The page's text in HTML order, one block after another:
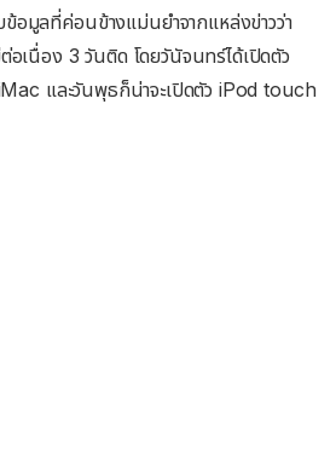
อมูลที่ค่อนข้างแม่นยำจากแหล่งข่าวว่า
อเนื่อง 3 วันติด โดยวันัจนทร์ได้เปิดตัว
และวันพุธก็น่าจะเปิดตัว iPod touch